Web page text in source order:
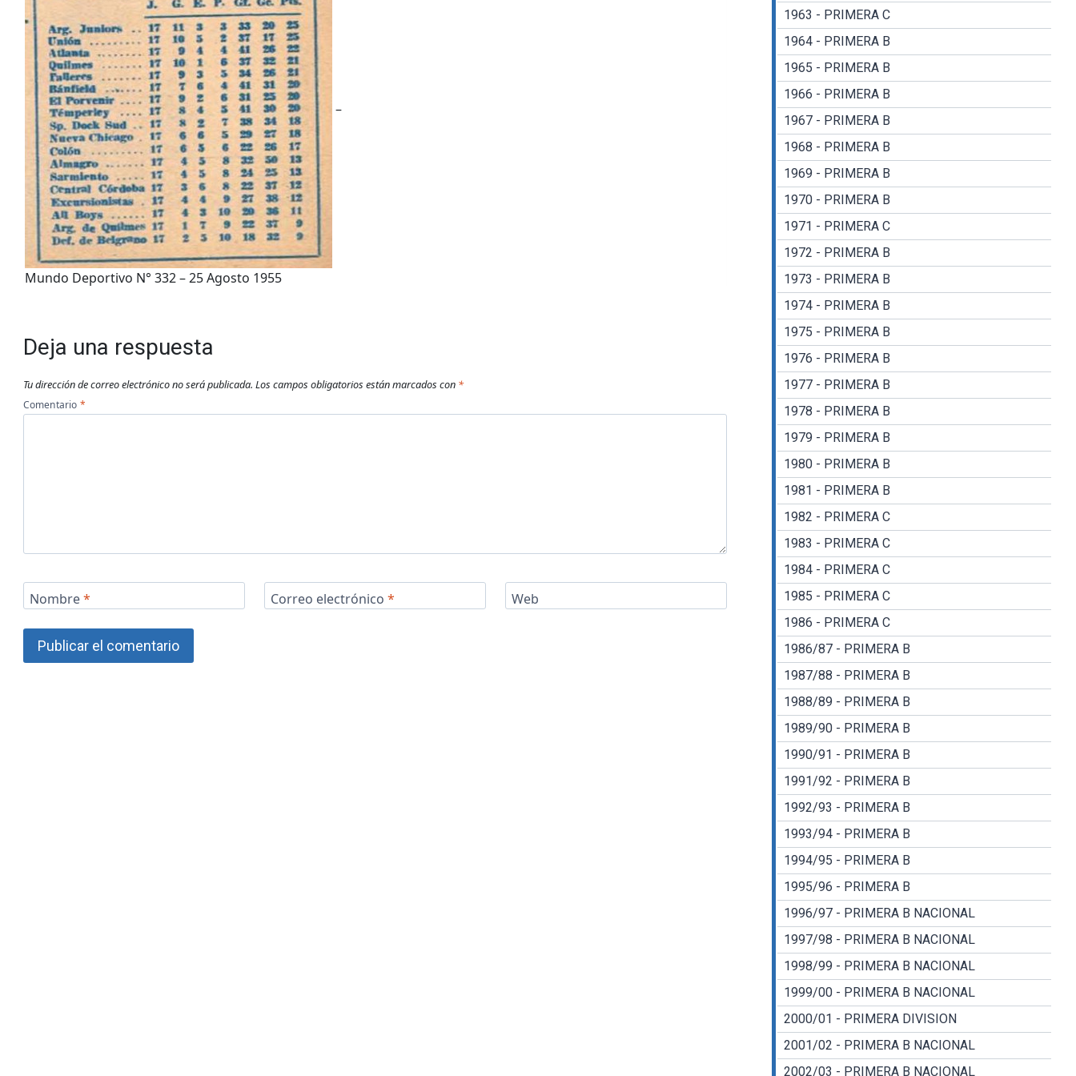
–
Mundo Deportivo N° 332 – 25 Agosto 1955
Deja una respuesta
Tu dirección de correo electrónico no será publicada. Los campos obligatorios están marcados con *
Comentario *
Nombre* Correo electrónico * Web
1963 - PRIMERA C
1964 - PRIMERA B
1965 - PRIMERA B
1966 - PRIMERA B
1967 - PRIMERA B
1968 - PRIMERA B
1969 - PRIMERA B
1970 - PRIMERA B
1971 - PRIMERA C
1972 - PRIMERA B
1973 - PRIMERA B
1974 - PRIMERA B
1975 - PRIMERA B
1976 - PRIMERA B
1977 - PRIMERA B
1978 - PRIMERA B
1979 - PRIMERA B
1980 - PRIMERA B
1981 - PRIMERA B
1982 - PRIMERA C
1983 - PRIMERA C
1984 - PRIMERA C
1985 - PRIMERA C
1986 - PRIMERA C
1986/87 - PRIMERA B
1987/88 - PRIMERA B
1988/89 - PRIMERA B
1989/90 - PRIMERA B
1990/91 - PRIMERA B
1991/92 - PRIMERA B
1992/93 - PRIMERA B
1993/94 - PRIMERA B
1994/95 - PRIMERA B
1995/96 - PRIMERA B
1996/97 - PRIMERA B NACIONAL
1997/98 - PRIMERA B NACIONAL
1998/99 - PRIMERA B NACIONAL
1999/00 - PRIMERA B NACIONAL
2000/01 - PRIMERA DIVISION
2001/02 - PRIMERA B NACIONAL
2002/03 - PRIMERA B NACIONAL